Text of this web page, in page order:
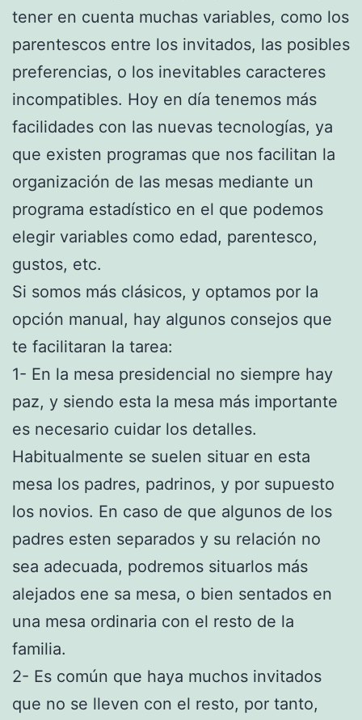
tener en cuenta muchas variables, como los
parentescos entre los invitados, las posibles
preferencias, o los inevitables caracteres
incompatibles. Hoy en día tenemos más
facilidades con las nuevas tecnologías, ya
que existen programas que nos facilitan la
organización de las mesas mediante un
programa estadístico en el que podemos
elegir variables como edad, parentesco,
gustos, etc.
Si somos más clásicos, y optamos por la
opción manual, hay algunos consejos que
te facilitaran la tarea:
1- En la mesa presidencial no siempre hay
paz, y siendo esta la mesa más importante
es necesario cuidar los detalles.
Habitualmente se suelen situar en esta
mesa los padres, padrinos, y por supuesto
los novios. En caso de que algunos de los
padres esten separados y su relación no
sea adecuada, podremos situarlos más
alejados ene sa mesa, o bien sentados en
una mesa ordinaria con el resto de la
familia.
2- Es común que haya muchos invitados
que no se lleven con el resto, por tanto,